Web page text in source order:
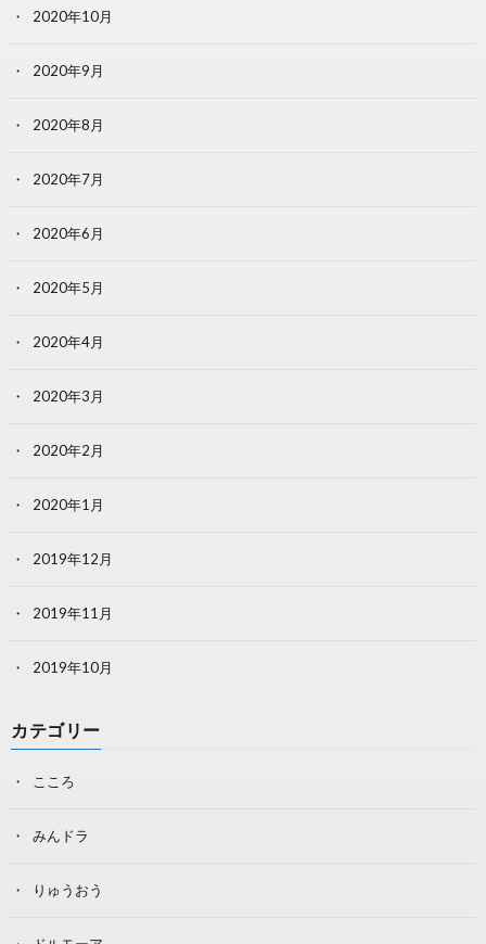
2020年10月
2020年9月
2020年8月
2020年7月
2020年6月
2020年5月
2020年4月
2020年3月
2020年2月
2020年1月
2019年12月
2019年11月
2019年10月
カテゴリー
こころ
みんドラ
りゅうおう